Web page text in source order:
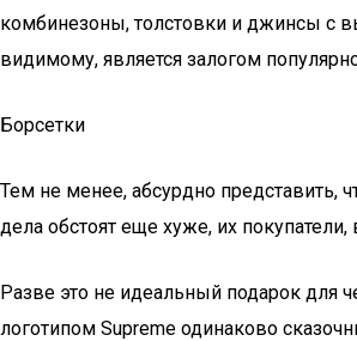
комбинезоны, толстовки и джинсы с
видимому, является залогом
Борсетки
Тем не менее, абсурдно представить,
дела обстоят еще хуже, их
Разве это не идеальный подарок для
логотипом Supreme одинаково